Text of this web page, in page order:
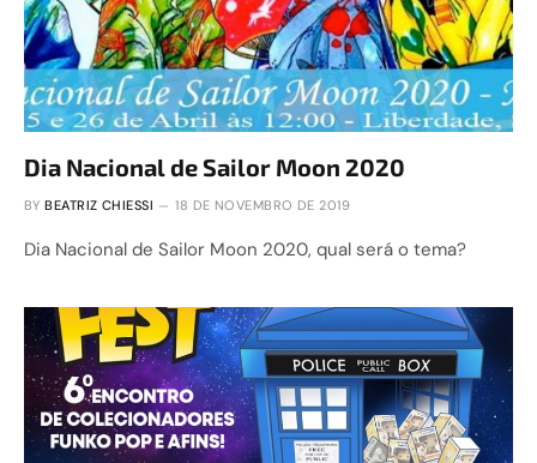
Dia Nacional de Sailor Moon 2020
BY BEATRIZ CHIESSI 18 DE NOVEMBRO DE 2019
Dia Nacional de Sailor Moon 2020, qual será o tema?